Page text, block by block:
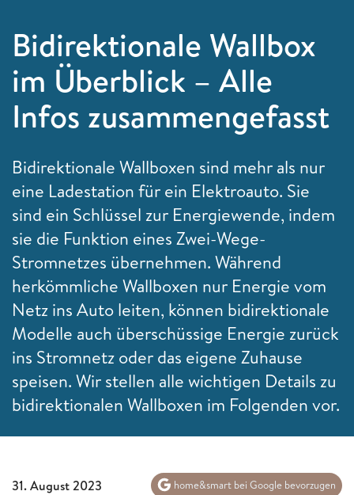
Bidirektionale Wallbox
im Überblick – Alle
Infos zusammengefasst
Bidirektionale Wallboxen sind mehr als nur
eine Ladestation für ein Elektroauto. Sie
sind ein Schlüssel zur Energiewende, indem
sie die Funktion eines Zwei-Wege-
Stromnetzes übernehmen. Während
herkömmliche Wallboxen nur Energie vom
Netz ins Auto leiten, können bidirektionale
Modelle auch überschüssige Energie zurück
ins Stromnetz oder das eigene Zuhause
speisen. Wir stellen alle wichtigen Details zu
bidirektionalen Wallboxen im Folgenden vor.
31. August 2023 home&smart bei Google bevorzugen